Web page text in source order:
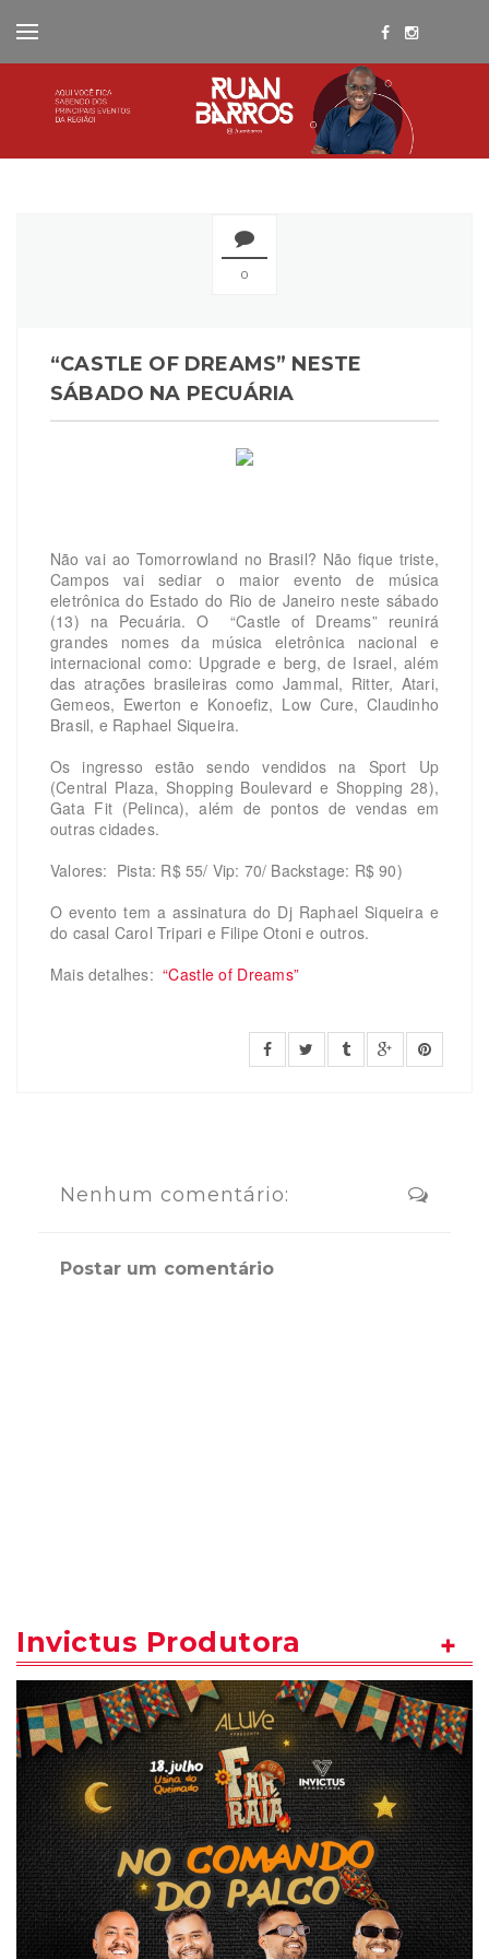
0
“CASTLE OF DREAMS” NESTE
SÁBADO NA PECUÁRIA
Não vai ao Tomorrowland no Brasil? Não fique triste,
Campos vai sediar o maior evento de música
eletrônica do Estado do Rio de Janeiro neste sábado
(13) na Pecuária. O “Castle of Dreams” reunirá
grandes nomes da música eletrônica nacional e
internacional como: Upgrade e berg, de Israel, além
das atrações brasileiras como Jammal, Ritter, Atari,
Gemeos, Ewerton e Konoefiz, Low Cure, Claudinho
Brasil, e Raphael Siqueira.
Os ingresso estão sendo vendidos na Sport Up
(Central Plaza, Shopping Boulevard e Shopping 28),
Gata Fit (Pelinca), além de pontos de vendas em
outras cidades.
Valores: Pista: R$ 55/ Vip: 70/ Backstage: R$ 90)
O evento tem a assinatura do Dj Raphael Siqueira e
do casal Carol Tripari e Filipe Otoni e outros.
Mais detalhes:“Castle of Dreams”
Nenhum comentário:
Postar um comentário
Invictus Produtora